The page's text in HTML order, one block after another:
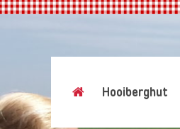
Hooiberghut